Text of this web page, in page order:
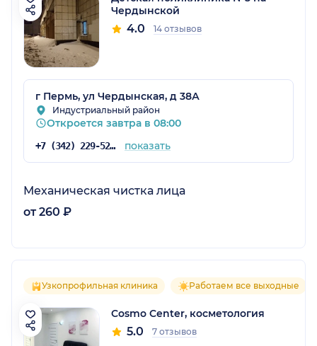
Чердынской
4.0 14 отзывов
г Пермь, ул Чердынская, д 38А
Индустриальный район
Откроется завтра в 08:00
+7 (342) 229-52-89 показать
Механическая чистка лица
от 260 ₽
Узкопрофильная клиника Работаем все выходные
Cosmo Center, косметология
5.0 7 отзывов